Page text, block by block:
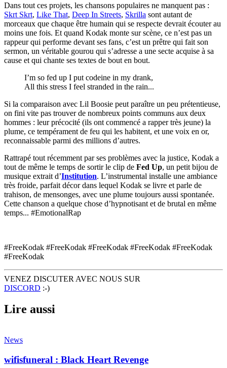
Dans tout ces projets, les chansons populaires ne manquent pas :
Skrt Skrt, Like That, Deep In Streets, Skrilla sont autant de
morceaux que chaque être humain qui se respecte devrait écouter au
moins une fois. Et quand Kodak monte sur scène, ce n’est pas un
rappeur qui performe devant ses fans, c’est un prêtre qui fait son
sermon, un véritable gourou qui s’adresse a une secte acquise à sa
cause et qui chante ses textes de bout en bout.
I’m so fed up I put codeine in my drank,
All this stress I feel stranded in the rain...
Si la comparaison avec Lil Boosie peut paraître un peu prétentieuse,
on fini vite pas trouver de nombreux points communs aux deux
hommes : leur précocité (ils ont commencé a rapper très jeune) la
plume, ce tempérament de feu qui les habitent, et une voix en or,
reconnaissable parmi des millions d’autres.
Rattrapé tout récemment par ses problèmes avec la justice, Kodak a
tout de même le temps de sortir le clip de Fed Up, un petit bijou de
musique extrait d’Institution. L’instrumental installe une ambiance
très froide, parfait décor dans lequel Kodak se livre et parle de
trahison, de mensonges, avec une plume toujours aussi spontanée.
Cette chanson a quelque chose d’hypnotisant et de brutal en même
temps... #EmotionalRap
#FreeKodak #FreeKodak #FreeKodak #FreeKodak #FreeKodak
#FreeKodak
VENEZ DISCUTER AVEC NOUS SUR
DISCORD :-)
Lire aussi
News
wifisfuneral : Black Heart Revenge